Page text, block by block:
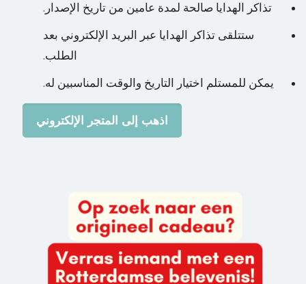
تذاكر الهدايا صالحة لمدة عامين من تاريخ الإصدار.
ستتلقى تذاكر الهدايا عبر البريد الإلكتروني بعد
الطلب.
يمكن للمستلم اختيار التاريخ والوقت المناسبين له.
اذهب إلى المتجر الإلكتروني